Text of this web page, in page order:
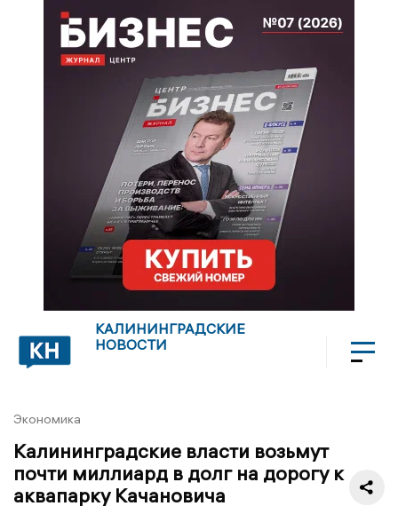
КАЛИНИНГРАДСКИЕ
НОВОСТИ
Экономика
Калининградские власти возьмут
почти миллиард в долг на дорогу к
аквапарку Качановича